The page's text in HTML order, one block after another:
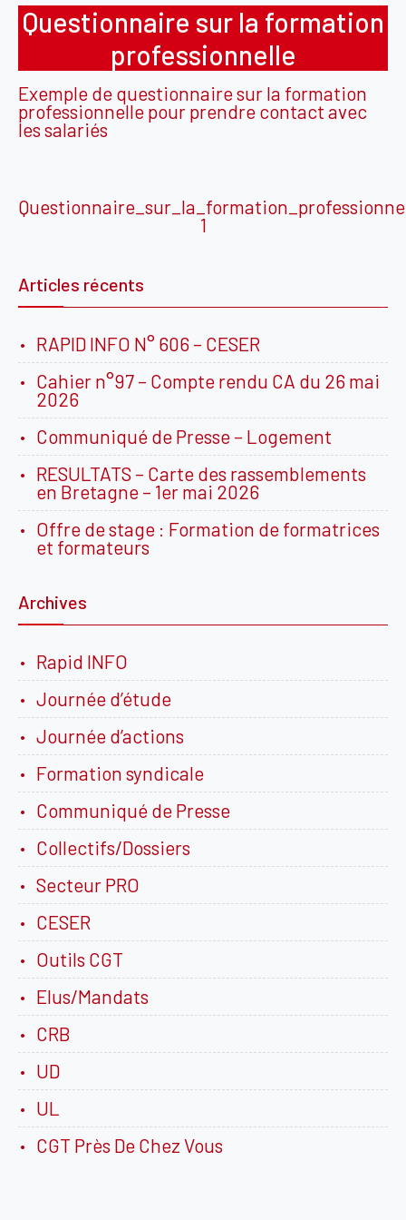
Questionnaire sur la formation
professionnelle
Exemple de questionnaire sur la formation
professionnelle pour prendre contact avec
les salariés
1
Articles récents
RAPID INFO N° 606 – CESER
Cahier n°97 – Compte rendu CA du 26 mai
2026
Communiqué de Presse – Logement
RESULTATS – Carte des rassemblements
en Bretagne – 1er mai 2026
Offre de stage : Formation de formatrices
et formateurs
Archives
Rapid INFO
Journée d’étude
Journée d’actions
Formation syndicale
Communiqué de Presse
Collectifs/Dossiers
Secteur PRO
CESER
Outils CGT
Elus/Mandats
CRB
UD
UL
CGT Près De Chez Vous